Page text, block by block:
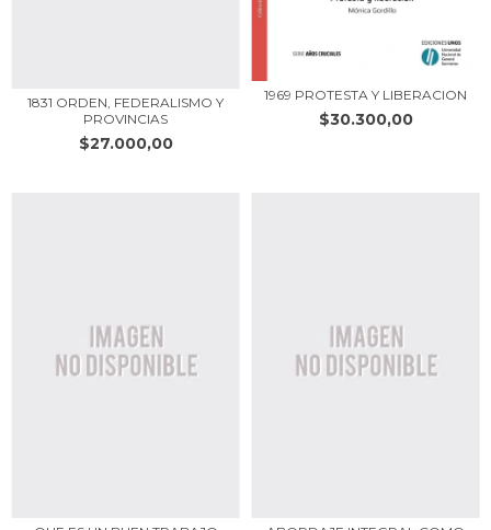
1831 ORDEN, FEDERALISMO Y
PROVINCIAS
$27.000,00
1969 PROTESTA Y LIBERACION
$30.300,00